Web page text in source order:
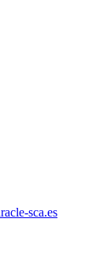
sca.es